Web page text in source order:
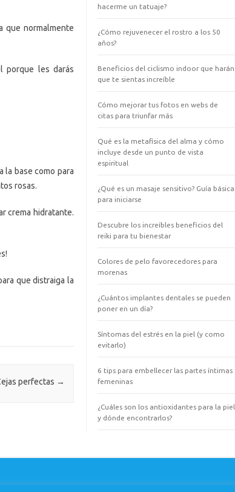
que normalmente
porque les darás
la base como para
rosas.
crema hidratante.
que distraiga la
perfectas →
hacerme un tatuaje?
¿Cómo rejuvenecer el rostro a los 50
años?
Beneficios del ciclismo indoor que harán
que te sientas increíble
Cómo mejorar tus fotos en webs de
citas para triunfar más
Qué es la metafísica del alma y cómo
incluye desde un punto de vista
espiritual
¿Qué es un masaje sensitivo? Guía básica
para iniciarse
Descubre los increíbles beneficios del
reiki para tu bienestar
Colores de pelo favorecedores para
morenas
¿Cuántos implantes dentales se pueden
poner en un día?
Síntomas del estrés en la piel (y como
evitarlo)
6 tips para embellecer las partes íntimas
femeninas
¿Cuáles son los antioxidantes para la piel
y dónde encontrarlos?